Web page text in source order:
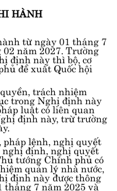
HÀNH
từ ngày 01 tháng 7
năm 2027. Trường
định này thì bộ, cơ
đề xuất Quốc hội
trách nhiệm
trong Nghị định này
luật có liên quan
định này, trừ trường
pháp lệnh, nghị quyết
nghị định, nghị quyết
tướng Chính phủ có
quản lý nhà nước,
định này được thông
tháng 7 năm 2025 và